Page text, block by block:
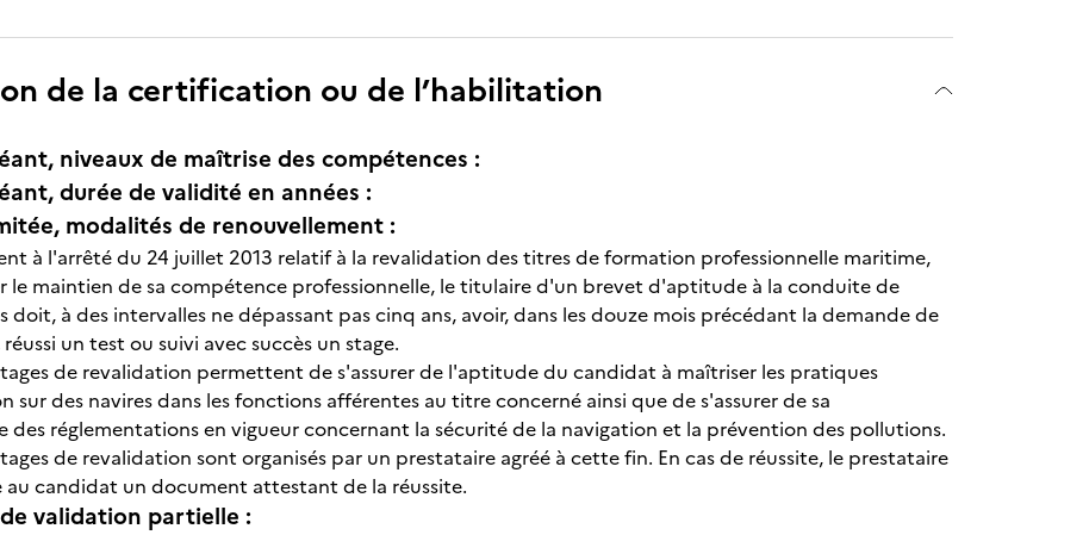
de la certification ou de l’habilitation
niveaux de maîtrise des compétences :
durée de validité en années :
modalités de renouvellement :
à l'arrêté du 24 juillet 2013 relatif à la revalidation des titres de formation professionnelle maritime,
le maintien de sa compétence professionnelle, le titulaire d'un brevet d'aptitude à la conduite de
doit, à des intervalles ne dépassant pas cinq ans, avoir, dans les douze mois précédant la demande de
un test ou suivi avec succès un stage.
de revalidation permettent de s'assurer de l'aptitude du candidat à maîtriser les pratiques
sur des navires dans les fonctions afférentes au titre concerné ainsi que de s'assurer de sa
des réglementations en vigueur concernant la sécurité de la navigation et la prévention des pollutions.
de revalidation sont organisés par un prestataire agréé à cette fin. En cas de réussite, le prestataire
au candidat un document attestant de la réussite.
validation partielle :